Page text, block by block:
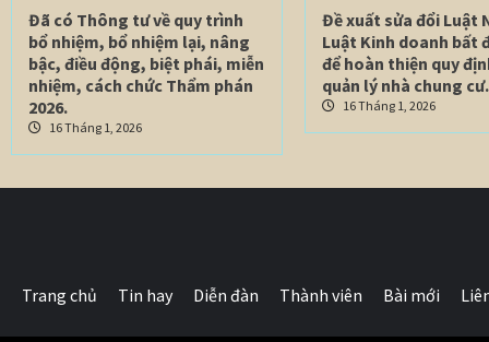
Đã có Thông tư về quy trình
bổ nhiệm, bổ nhiệm lại, nâng
bậc, điều động, biệt phái, miễn
nhiệm, cách chức Thẩm phán
2026.
16 Tháng 1, 2026
Đề xuất sửa đổi Luật
Luật Kinh doanh bất
để hoàn thiện quy
quản lý nhà chung cư.
16 Tháng 1, 2026
Trang chủ Tin hay Diễn đàn Thành viên Bài mới